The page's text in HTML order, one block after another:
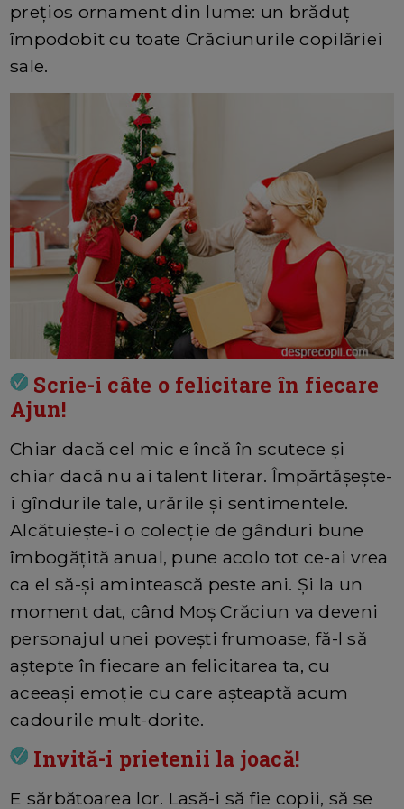
prețios ornament din lume: un brăduț
împodobit cu toate Crăciunurile copilăriei
sale.
Scrie-i câte o felicitare în fiecare
Ajun!
Chiar dacă cel mic e încă în scutece și
chiar dacă nu ai talent literar. Împărtășește-
i gîndurile tale, urările și sentimentele.
Alcătuiește-i o colecție de gânduri bune
îmbogățită anual, pune acolo tot ce-ai vrea
ca el să-și amintească peste ani. Și la un
moment dat, când Moș Crăciun va deveni
personajul unei povești frumoase, fă-l să
aștepte în fiecare an felicitarea ta, cu
aceeași emoție cu care așteaptă acum
cadourile mult-dorite.
Invită-i prietenii la joacă!
E sărbătoarea lor. Lasă-i să fie copii, să se